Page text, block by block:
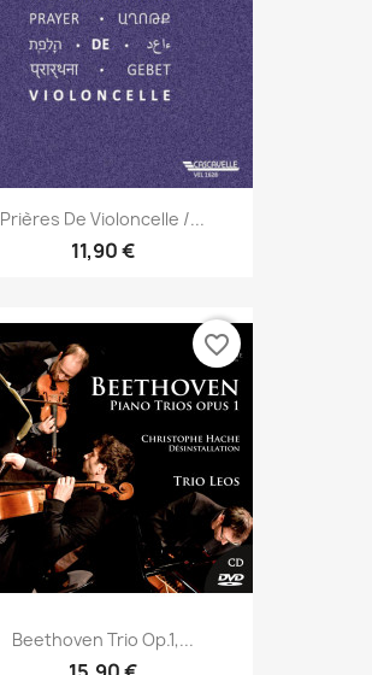
Prières De Violoncelle /...
11,90 €
Beethoven Trio Op.1,...
favorite_border